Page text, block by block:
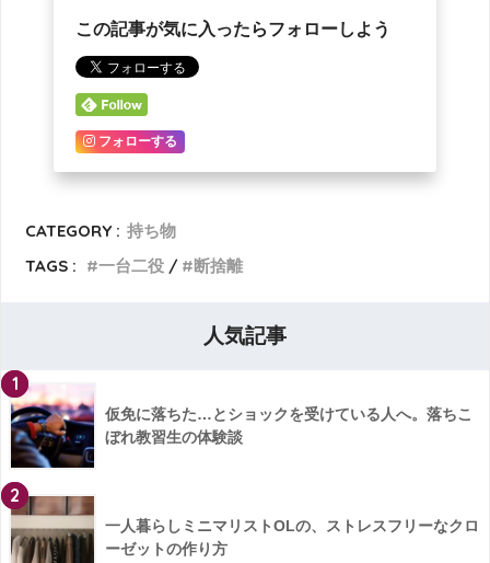
この記事が気に入ったらフォローしよう
フォローする
CATEGORY : 持ち物
TAGS :
一台二役 断捨離
人気記事
1
仮免に落ちた…とショックを受けている人へ。落ちこ
ぼれ教習生の体験談
2
一人暮らしミニマリストOLの、ストレスフリーなクロ
ーゼットの作り方